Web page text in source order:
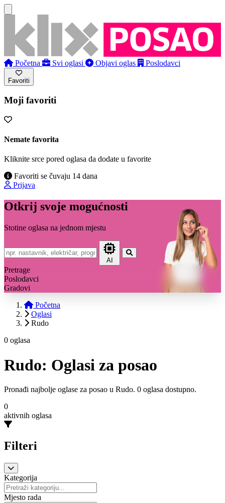
Početna Svi oglasi Objavi oglas Poslodavci
Favoriti
Moji favoriti
Nemate favorita
Kliknite srce pored oglasa da dodate u favorite
Favoriti se čuvaju 14 dana
Prijava
Otkrij svoje mogućnosti
Stotine oglasa na jednom mjestu
AI
Pretrage
Poslodavci
Gradovi
Početna
Oglasi
Rudo
0 oglasa
Rudo: Oglasi za posao
Pronađi najbolje oglase za posao u Rudo. 0 oglasa dostupno.
0
aktivnih oglasa
Filteri
Kategorija
Mjesto rada